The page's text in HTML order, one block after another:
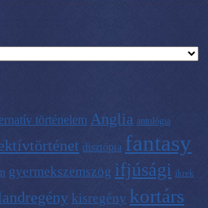
történelem Anglia antológia
disztópia fantasy
gyermekszemszög ifjúsági ikrek
kisregény kortárs